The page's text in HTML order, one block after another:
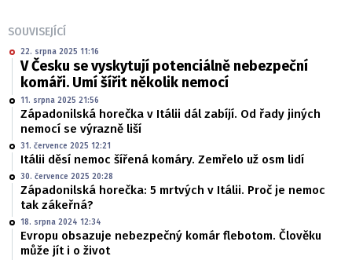
SOUVISEJÍCÍ
22. srpna 2025 11:16
V Česku se vyskytují potenciálně nebezpeční
komáři. Umí šířit několik nemocí
11. srpna 2025 21:56
Západonilská horečka v Itálii dál zabíjí. Od řady jiných
nemocí se výrazně liší
31. července 2025 12:21
Itálii děsí nemoc šířená komáry. Zemřelo už osm lidí
30. července 2025 20:28
Západonilská horečka: 5 mrtvých v Itálii. Proč je nemoc
tak zákeřná?
18. srpna 2024 12:34
Evropu obsazuje nebezpečný komár flebotom. Člověku
může jít i o život